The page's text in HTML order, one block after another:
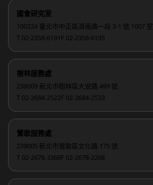
國會研究室
100224 臺北市中正區濟南路一段 3-1 號 1007 室
T 02-2358-6191 F 02-2358-6195
樹林服務處
238009 新北市樹林區大安路 499 號
T 02-2684-2522F 02-2684-2533
鶯歌服務處
239005 新北市鶯歌區文化路 175 號
T 02-2678-3368F 02-2678-2268